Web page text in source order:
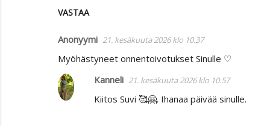
VASTAA
Anonyymi 21. kesäkuuta 2026 klo 10.37
Myöhästyneet onnentoivotukset Sinulle ♡
Kanneli 21. kesäkuuta 2026 klo 10.57
Kiitos Suvi 🥰🤗. Ihanaa päivää sinulle.